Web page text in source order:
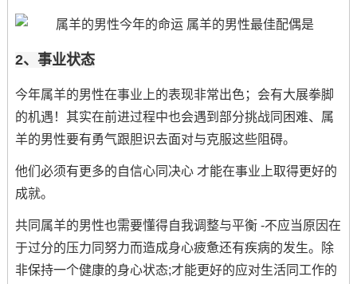
2、事业状态
今年属羊的男性在事业上的表现非常出色；会有大展拳脚
的机遇！其实在前进过程中也会遇到部分挑战同困难、属
羊的男性要有勇气跟胆识去面对与克服这些阻碍。
他们必须有更多的自信心同决心 才能在事业上取得更好的
成就。
共同属羊的男性也需要懂得自我调整与平衡 -不应当原因在
于过分的压力同努力而造成身心疲惫还有疾病的发生。除
非保持一个健康的身心状态;才能更好的应对生活同工作的